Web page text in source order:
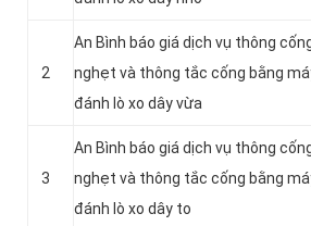
2
An Bình báo giá dịch vụ thông
nghẹt và thông tắc cống bằng
đánh lò xo dây vừa
3
An Bình báo giá dịch vụ thông
nghẹt và thông tắc cống bằng
đánh lò xo dây to